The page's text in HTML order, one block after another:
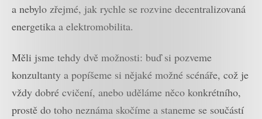
a nebylo zřejmé, jak rychle se rozvine decentralizovaná
energetika a elektromobilita.
Měli jsme tehdy dvě možnosti: buď si pozveme
konzultanty a popíšeme si nějaké možné scénáře, což je
vždy dobré cvičení, anebo uděláme něco konkrétního,
prostě do toho neznáma skočíme a staneme se součástí